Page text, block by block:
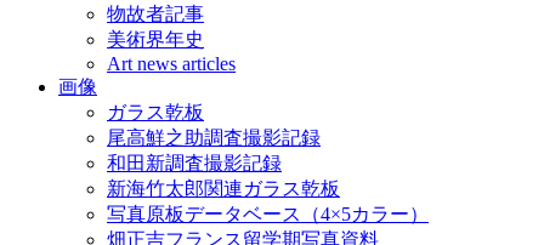
物故者記事
美術界年史
Art news articles
画像
ガラス乾板
尾高鮮之助調査撮影記録
和田新調査撮影記録
新海竹太郎関連ガラス乾板
写真原板データベース（4×5カラー）
畑正吉フランス留学期写真資料